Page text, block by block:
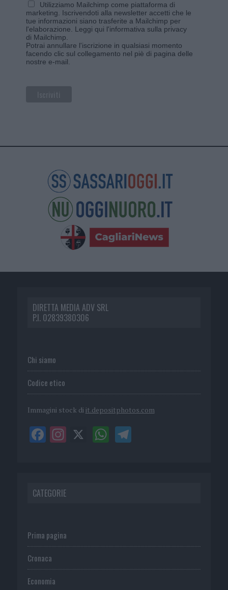
Utilizziamo Mailchimp come piattaforma di
marketing. Iscrivendoti alla newsletter accetti che le
tue informazioni siano trasferite a Mailchimp per
l'elaborazione. Leggi qui l'informativa sulla privacy
di Mailchimp.
Potrai annullare l'iscrizione in qualsiasi momento
facendo clic sul collegamento nel piè di pagina delle
nostre e-mail.
DIRETTA MEDIA ADV SRL
P.I. 02839380306
Chi siamo
Codice etico
Immagini stock di it.depositphotos.com
CATEGORIE
Prima pagina
Cronaca
Economia